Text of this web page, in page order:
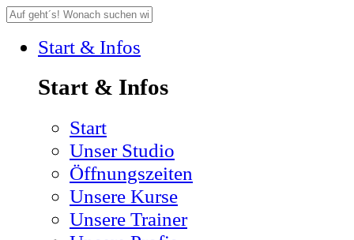
Start & Infos
Start & Infos
Start
Unser Studio
Öffnungszeiten
Unsere Kurse
Unsere Trainer